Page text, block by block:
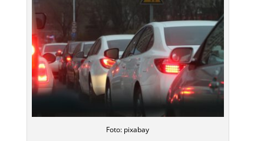
Foto: pixabay